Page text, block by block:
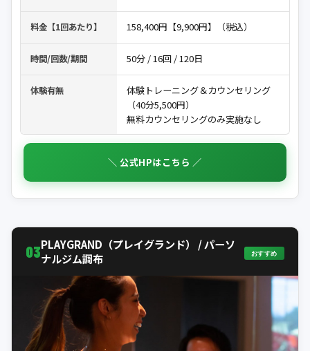
料金【1回あたり】 158,400円【9,900円】（税込）
時間/回数/期間 50分 / 16回 / 120日
体験有無
体験トレーニング＆カウンセリング
（40分5,500円）
無料カウンセリングのみ実施なし
＼ 公式HPはこちら ／
03PLAYGRAND（プレイグランド） / パーソ
ナルジム調布
おすすめ